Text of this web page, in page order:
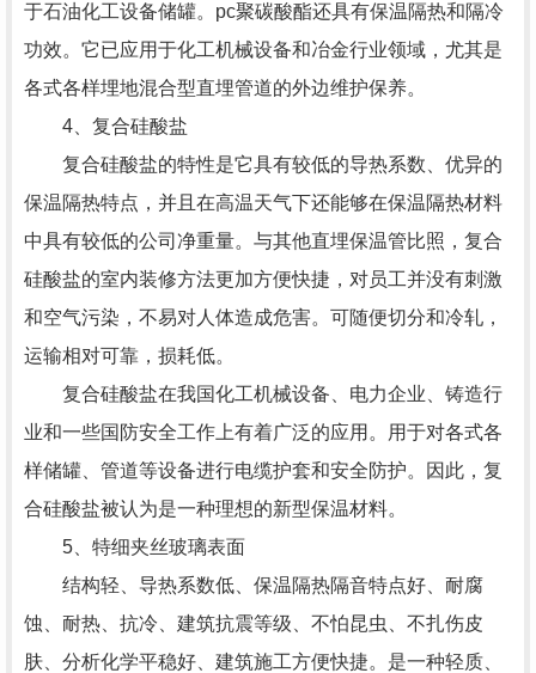
于石油化工设备储罐。pc聚碳酸酯还具有保温隔热和隔冷
功效。它已应用于化工机械设备和冶金行业领域，尤其是
各式各样埋地混合型直埋管道的外边维护保养。
4、复合硅酸盐
复合硅酸盐的特性是它具有较低的导热系数、优异的
保温隔热特点，并且在高温天气下还能够在保温隔热材料
中具有较低的公司净重量。与其他直埋保温管比照，复合
硅酸盐的室内装修方法更加方便快捷，对员工并没有刺激
和空气污染，不易对人体造成危害。可随便切分和冷轧，
运输相对可靠，损耗低。
复合硅酸盐在我国化工机械设备、电力企业、铸造行
业和一些国防安全工作上有着广泛的应用。用于对各式各
样储罐、管道等设备进行电缆护套和安全防护。因此，复
合硅酸盐被认为是一种理想的新型保温材料。
5、特细夹丝玻璃表面
结构轻、导热系数低、保温隔热隔音特点好、耐腐
蚀、耐热、抗冷、建筑抗震等级、不怕昆虫、不扎伤皮
肤、分析化学平稳好、建筑施工方便快捷。是一种轻质、